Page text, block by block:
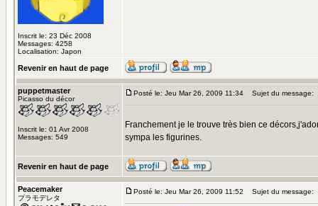
Inscrit le: 23 Déc 2008
Messages: 4258
Localisation: Japon
Revenir en haut de page
puppetmaster
Picasso du décor
Inscrit le: 01 Avr 2008
Messages: 549
Posté le: Jeu Mar 26, 2009 11:34 Sujet du message:
Franchement je le trouve très bien ce
sympa les figurines.
Revenir en haut de page
Peacemaker
プラモデレタ
Posté le: Jeu Mar 26, 2009 11:52 Sujet du message: